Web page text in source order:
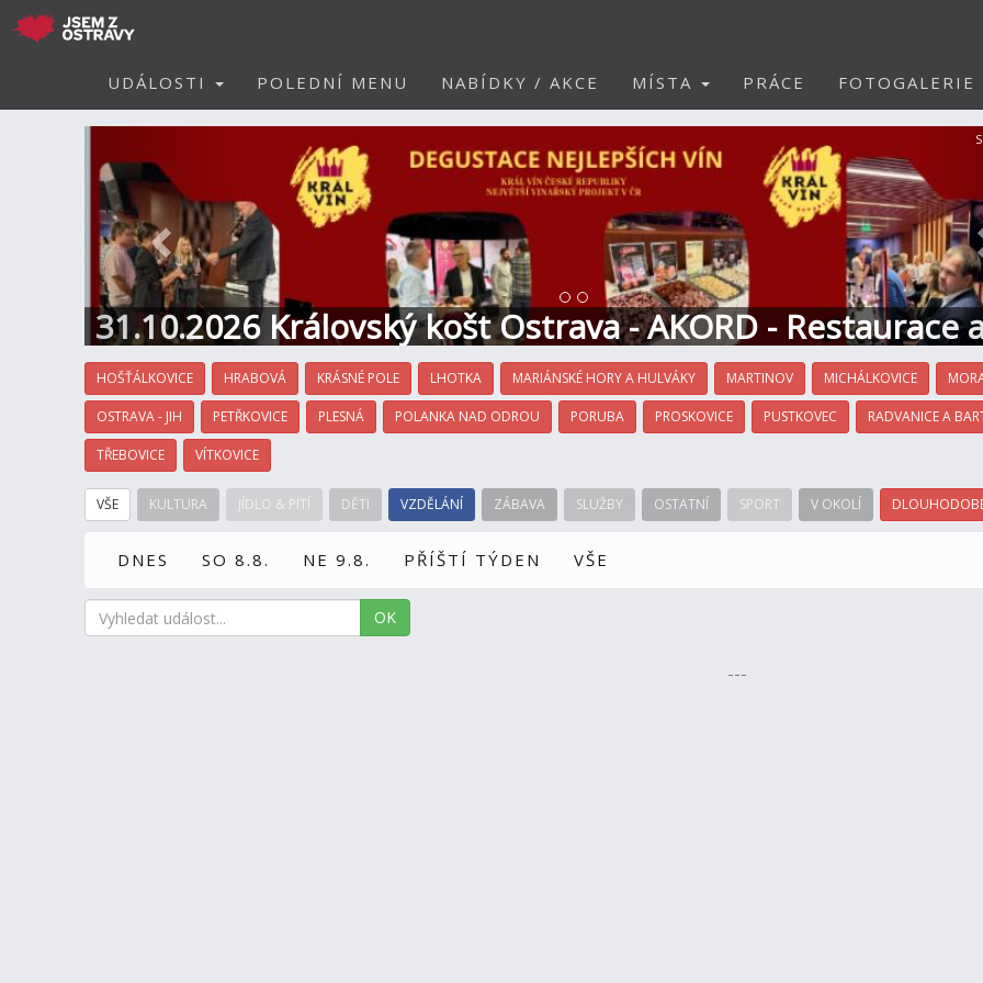
UDÁLOSTI POLEDNÍ MENU NABÍDKY / AKCE MÍSTA PRÁCE FOTOGALERIE
31.10.2026 Královský košt Ostrava - AKORD - Restaurace
Hotel
HOŠŤÁLKOVICE HRABOVÁ KRÁSNÉ POLE LHOTKA MARIÁNSKÉ HORY A HULVÁKY MARTINOV MICHÁLKOVICE
OSTRAVA - JIH PETŘKOVICE PLESNÁ POLANKA NAD ODROU PORUBA PROSKOVICE PUSTKOVEC RADVANICE A
TŘEBOVICE VÍTKOVICE
VŠE KULTURA JÍDLO & PITÍ DĚTI VZDĚLÁNÍ ZÁBAVA SLUŽBY OSTATNÍ SPORT V OKOLÍ
DNES SO 8.8. NE 9.8. PŘÍŠTÍ TÝDEN VŠE
OK
---